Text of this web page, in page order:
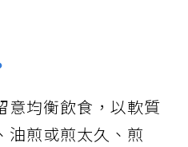
意均衡飲食，以軟質
油煎或煎太久、煎